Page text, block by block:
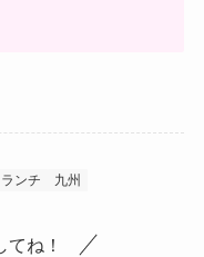
ランチ 九州
ね！